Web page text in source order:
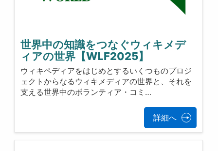
世界中の知識をつなぐウィキメデ
ィアの世界【WLF2025】
ウィキペディアをはじめとするいくつものプロジ
ェクトからなるウィキメディアの世界と、それを
支える世界中のボランティア・コミ…
詳細へ